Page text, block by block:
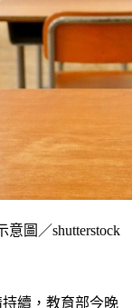
圖／shutterstock
續，教育部今晚